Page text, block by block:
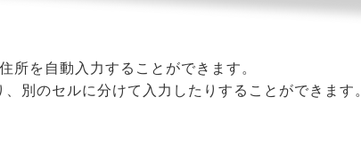
を自動入力することができます。
別のセルに分けて入力したりすることができます。